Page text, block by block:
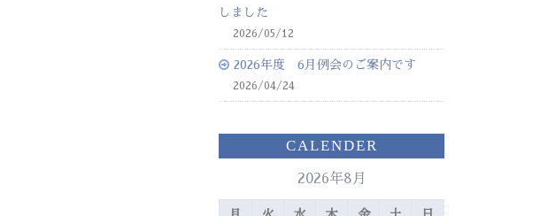
しました
2026/05/12
2026年度 6月例会のご案内です
2026/04/24
CALENDER
2026年8月